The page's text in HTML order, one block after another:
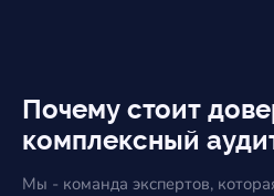
Почему стоит
комплексный
Мы - команда экспертов,